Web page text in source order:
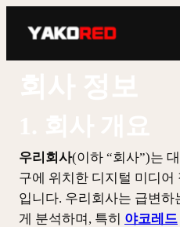
우리회사(이하 “회사”)는
구에 위치한 디지털 미디어
입니다. 우리회사는 급변
게 분석하며, 특히 야코레드